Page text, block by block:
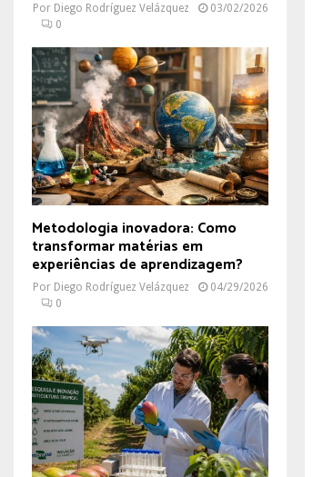
Por Diego Rodríguez Velázquez
03/02/2026
0
Metodologia inovadora: Como
transformar matérias em
experiências de aprendizagem?
Por Diego Rodríguez Velázquez
04/29/2026
0